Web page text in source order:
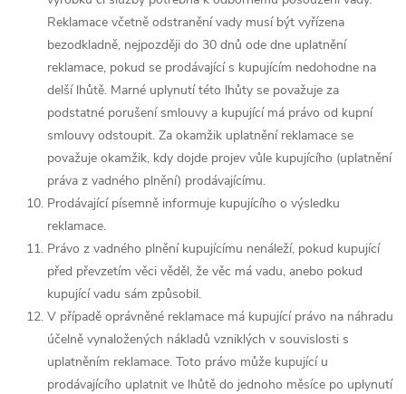
Reklamace včetně odstranění vady musí být vyřízena
bezodkladně, nejpozději do 30 dnů ode dne uplatnění
reklamace, pokud se prodávající s kupujícím nedohodne na
delší lhůtě. Marné uplynutí této lhůty se považuje za
podstatné porušení smlouvy a kupující má právo od kupní
smlouvy odstoupit. Za okamžik uplatnění reklamace se
považuje okamžik, kdy dojde projev vůle kupujícího (uplatnění
práva z vadného plnění) prodávajícímu.
Prodávající písemně informuje kupujícího o výsledku
reklamace.
Právo z vadného plnění kupujícímu nenáleží, pokud kupující
před převzetím věci věděl, že věc má vadu, anebo pokud
kupující vadu sám způsobil.
V případě oprávněné reklamace má kupující právo na náhradu
účelně vynaložených nákladů vzniklých v souvislosti s
uplatněním reklamace. Toto právo může kupující u
prodávajícího uplatnit ve lhůtě do jednoho měsíce po uplynutí